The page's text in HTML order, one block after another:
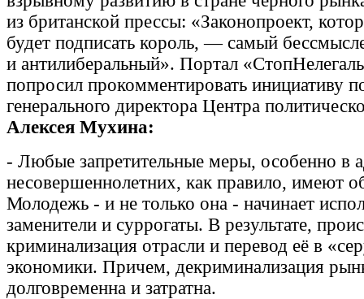
из британской прессы: «Законопроект,
будет подписать король, — самый
и антилиберальный». Портал
попросил прокомментировать инициативу
генерального директора Центра
Алексея Мухина:
- Любые запретительные меры, особенно в
несовершеннолетних, как правило, имеют
Молодежь - и не только она - начинает
заменители и суррогаты. В результате,
криминализация отрасли и перевод её в
экономики. Причем, декриминализация
долговременна и затратна.